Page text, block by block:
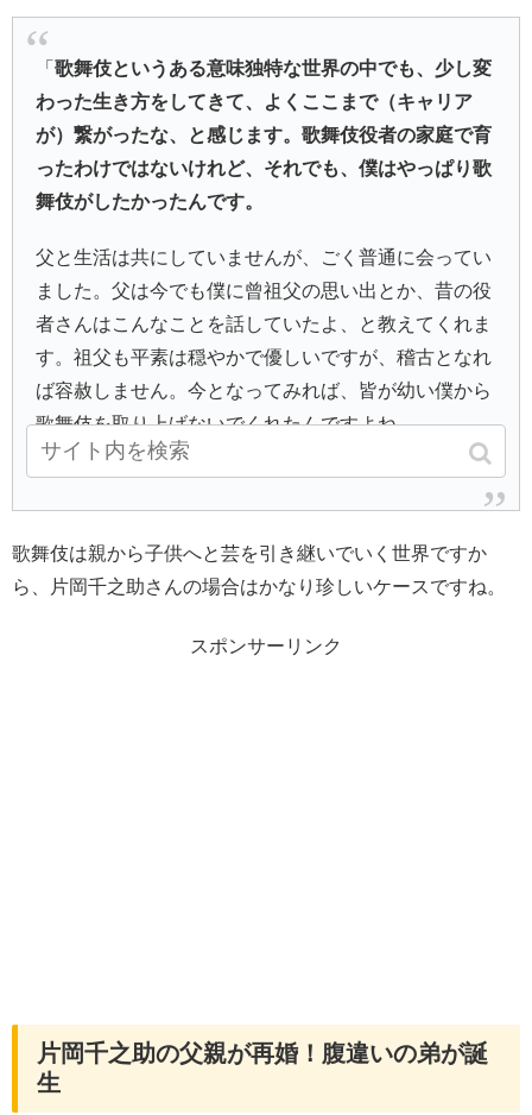
「歌舞伎というある意味独特な世界の中でも、少し変
わった生き方をしてきて、よくここまで（キャリア
が）繋がったな、と感じます。歌舞伎役者の家庭で育
ったわけではないけれど、それでも、僕はやっぱり歌
舞伎がしたかったんです。
父と生活は共にしていませんが、ごく普通に会ってい
ました。父は今でも僕に曾祖父の思い出とか、昔の役
者さんはこんなことを話していたよ、と教えてくれま
す。祖父も平素は穏やかで優しいですが、稽古となれ
ば容赦しません。今となってみれば、皆が幼い僕から
歌舞伎を取り上げないでくれたんですよね。
（引用：フライデー
歌舞伎は親から子供へと芸を引き継いでいく世界ですか
ら、片岡千之助さんの場合はかなり珍しいケースですね。
スポンサーリンク
片岡千之助の父親が再婚！腹違いの弟が誕
生